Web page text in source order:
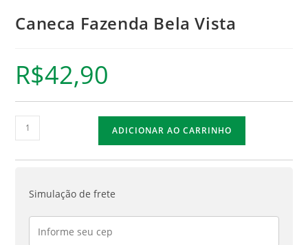
Caneca Fazenda Bela Vista
R$42,90
ADICIONAR AO CARRINHO
Simulação de frete